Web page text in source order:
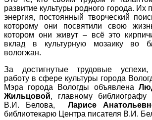
развитие культуры родного города. Их
энергия, постоянный творческий
которому они посвятили свою
котором они живут – всё это
вклад в культурную мозаику во
вологжан.
За достигнутые трудовые успехи,
работу в сфере культуры города
Мэра города Вологды объявлена
Жильцовой, главному библиографу
В.И. Белова, Ларисе
библиотекарю Центра писателя В.И.